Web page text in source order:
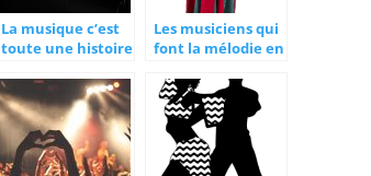
La musique c’est
toute une histoire
Les musiciens qui
font la mélodie en
bouche